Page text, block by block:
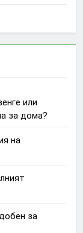
или
за дома?
на
за